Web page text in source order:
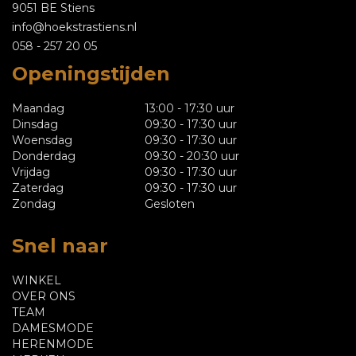
9051 BE Stiens
info@hoekstrastiens.nl
058 - 257 20 05
Openingstijden
Maandag
13:00 - 17:30 uur
Dinsdag
09:30 - 17:30 uur
Woensdag
09:30 - 17:30 uur
Donderdag
09:30 - 20:30 uur
Vrijdag
09:30 - 17:30 uur
Zaterdag
09:30 - 17:30 uur
Zondag
Gesloten
Snel naar
WINKEL
OVER ONS
TEAM
DAMESMODE
HERENMODE